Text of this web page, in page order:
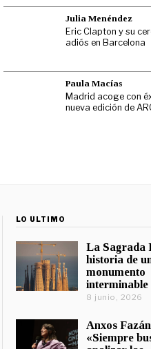
Julia Menéndez
Eric Clapton y su
adiós en Barcelona
Paula Macías
Madrid acoge con
nueva edición de
LO ÚLTIMO
La Sagrada
historia de
monumento
interminable
8 junio, 2026
Anxos
«Siempre